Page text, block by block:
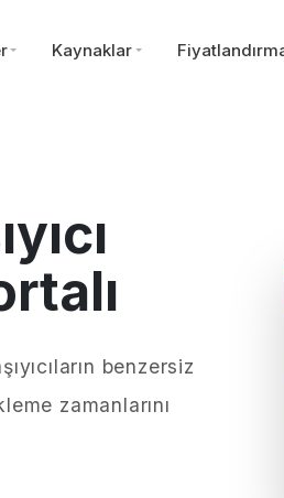
Kaynaklar
benzersiz
zamanlarını